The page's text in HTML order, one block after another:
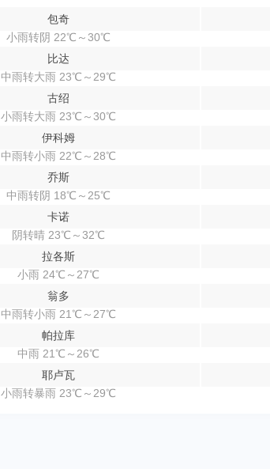
包奇
小雨转阴 22℃～30℃
比达
中雨转大雨 23℃～29℃
古绍
小雨转大雨 23℃～30℃
伊科姆
中雨转小雨 22℃～28℃
乔斯
中雨转阴 18℃～25℃
卡诺
阴转晴 23℃～32℃
拉各斯
小雨 24℃～27℃
翁多
中雨转小雨 21℃～27℃
帕拉库
中雨 21℃～26℃
耶卢瓦
小雨转暴雨 23℃～29℃